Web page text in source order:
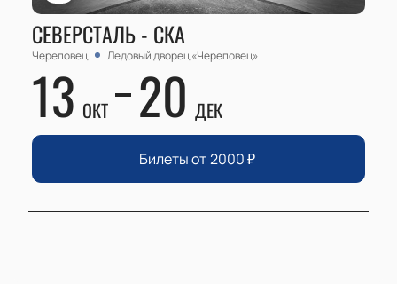
СЕВЕРСТАЛЬ - СКА
Череповец Ледовый дворец «Череповец»
13 ОКТ 20 ДЕК
Билеты от 2000₽